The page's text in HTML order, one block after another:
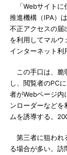
「Webサイト
推進機構（IPA）
不正アクセスの届
を利用してマルウ
インターネット利
この手口は、脆
し、閲覧者のPC
者がWebページ内
ンローダーなどを
ムを誘導する。
第三者に狙われ
る場合が多い。訪